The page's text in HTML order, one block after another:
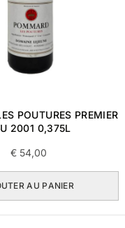
POUTURES PREMIER
2001 0,375L
€ 54,00
AU PANIER